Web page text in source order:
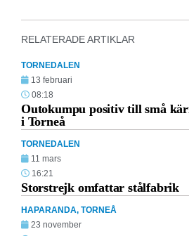
RELATERADE ARTIKLAR
TORNEDALEN
13 februari
08:18
Outokumpu positiv till små
i Torneå
TORNEDALEN
11 mars
16:21
Storstrejk omfattar stålfabrik
HAPARANDA, TORNEÅ
23 november